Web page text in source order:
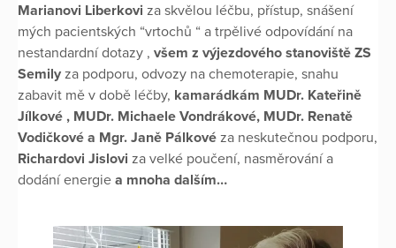
Marianovi Liberkovi za skvělou léčbu, přístup, snášení
mých pacientských “vrtochů “ a trpělivé odpovídání na
nestandardní dotazy , všem z výjezdového stanoviště ZS
Semily za podporu, odvozy na chemoterapie, snahu
zabavit mě v době léčby, kamarádkám MUDr. Kateřině
Jílkové , MUDr. Michaele Vondrákové, MUDr. Renatě
Vodičkové a Mgr. Janě Pálkové za neskutečnou podporu,
Richardovi Jislovi za velké poučení, nasměrování a
dodání energie a mnoha dalším…